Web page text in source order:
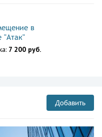
в
"Атак"
7 200 руб.
Добавить